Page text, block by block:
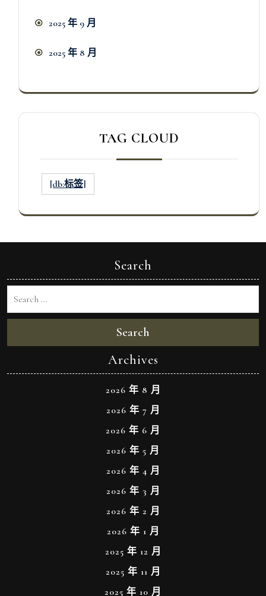
2025 年 9 月
2025 年 8 月
TAG CLOUD
[db:标签]
Search
Search
Archives
2026 年 8 月
2026 年 7 月
2026 年 6 月
2026 年 5 月
2026 年 4 月
2026 年 3 月
2026 年 2 月
2026 年 1 月
2025 年 12 月
2025 年 11 月
2025 年 10 月